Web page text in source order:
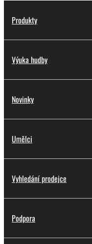
Produkty
Výuka hudby
Novinky
Umělci
Vyhledání prodejce
Podpora